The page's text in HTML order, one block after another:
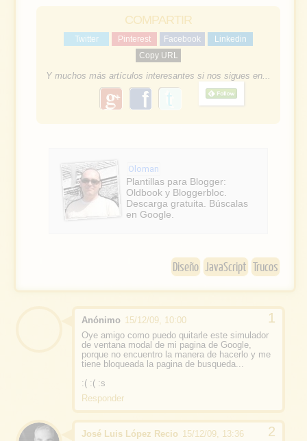
COMPARTIR
Twitter Pinterest Facebook
Linkedin
Copy URL
Y muchos más artículos interesantes si nos sigues en...
g
o
l
e
f
e
b
o
Oloman
Plantillas para Blogger:
Oldbook y Bloggerbloc.
Descarga gratuita. Búscalas
en Google.
Diseño JavaScript Trucos
Anónimo 15/12/09, 10:00
Oye amigo como puedo quitarle este simulador
de ventana modal de mi pagina de Google,
porque no encuentro la manera de hacerlo y me
tiene bloqueada la pagina de busqueda...
:( :( :s
Responder
José Luis López Recio 15/12/09, 13:36